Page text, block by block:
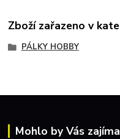
Zboží zařazeno v
PÁLKY HOBBY
Mohlo by Vás